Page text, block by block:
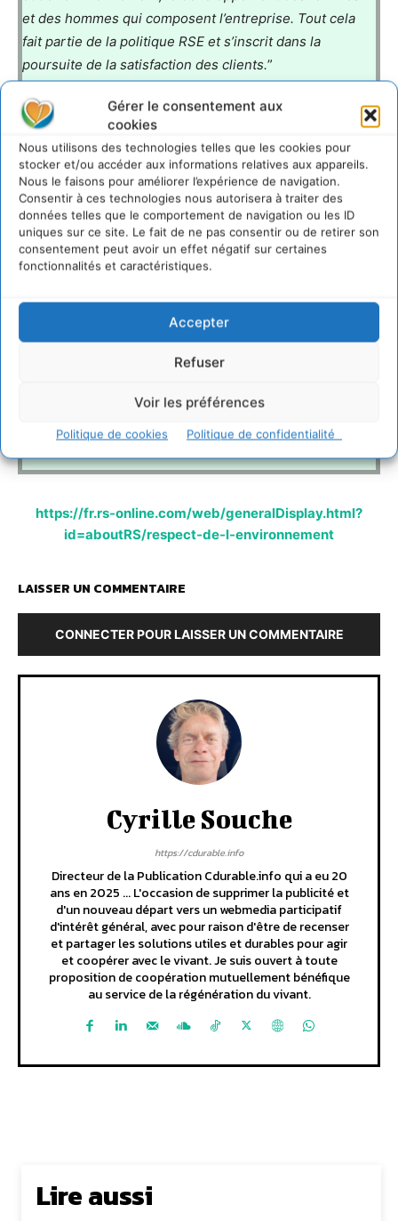
Gérer le consentement aux
cookies
Nous utilisons des technologies telles que les cookies pour
stocker et/ou accéder aux informations relatives aux appareils.
Nous le faisons pour améliorer l’expérience de navigation.
Consentir à ces technologies nous autorisera à traiter des
données telles que le comportement de navigation ou les ID
uniques sur ce site. Le fait de ne pas consentir ou de retirer son
consentement peut avoir un effet négatif sur certaines
fonctionnalités et caractéristiques.
Accepter
Refuser
Voir les préférences
Politique de cookies Politique de confidentialité
et des hommes qui composent l’entreprise. Tout cela
fait partie de la politique RSE et s’inscrit dans la
poursuite de la satisfaction des clients.”
RS COMPONENTS, en tant que leader sur le marché de
la distribution de produits électroniques et industriels,
souhaite montrer la voie et s’engage dans une politique
de développement durable.
Grâce à leurs actions et à leur démarche, ils ont ainsi
réduit leur consommation d’énergie. En 2017, 99.72% de
leurs déchets étaent valorisés !
RS s’engage à protéger et à sauvegarder les personnes
leur objectif est d’atteindre zéro accident et zéro impact
environnemental dans le cadre de leurs activités.
https://fr.rs-online.com/web/generalDisplay.html?
id=aboutRS/respect-de-l-environnement
LAISSER UN COMMENTAIRE
CONNECTER POUR LAISSER UN COMMENTAIRE
Cyrille Souche
https://cdurable.info
Directeur de la Publication Cdurable.info qui a eu 20
ans en 2025 ... L'occasion de supprimer la publicité et
d'un nouveau départ vers un webmedia participatif
d'intérêt général, avec pour raison d'être de recenser
et partager les solutions utiles et durables pour agir
et coopérer avec le vivant. Je suis ouvert à toute
proposition de coopération mutuellement bénéfique
au service de la régénération du vivant.
Lire aussi